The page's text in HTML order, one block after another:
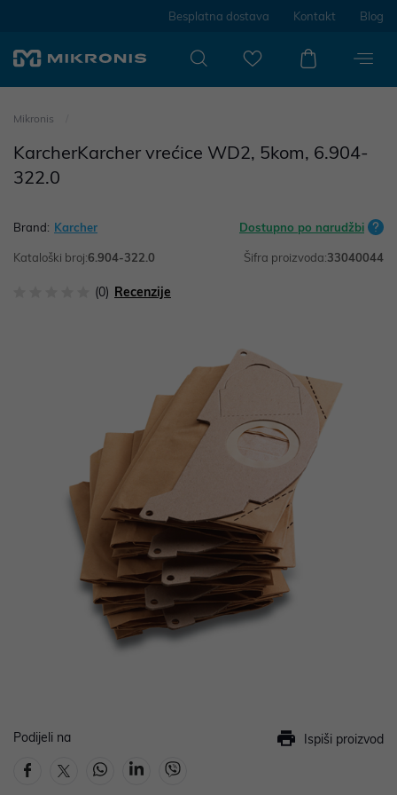
Besplatna dostava Kontakt Blog
Mikronis
KarcherKarcher vrećice WD2, 5kom, 6.904-
322.0
Brand: Karcher Dostupno po narudžbi
Kataloški broj:6.904-322.0 Šifra proizvoda:33040044
(0) Recenzije
Podijeli na Ispiši proizvod